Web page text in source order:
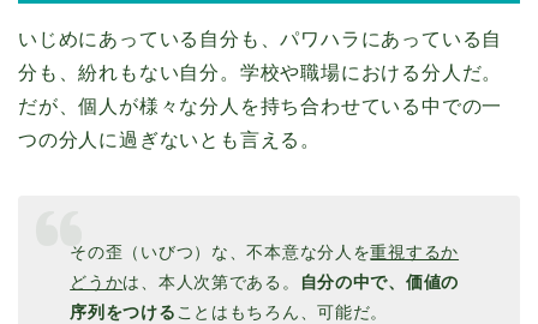
いじめにあっている自分も、パワハラにあっている自
分も、紛れもない自分。学校や職場における分人だ。
だが、個人が様々な分人を持ち合わせている中での一
つの分人に過ぎないとも言える。
その歪（いびつ）な、不本意な分人を重視するか
どうかは、本人次第である。
自分の中で、価値の
序列をつける ことはもちろん、可能だ。